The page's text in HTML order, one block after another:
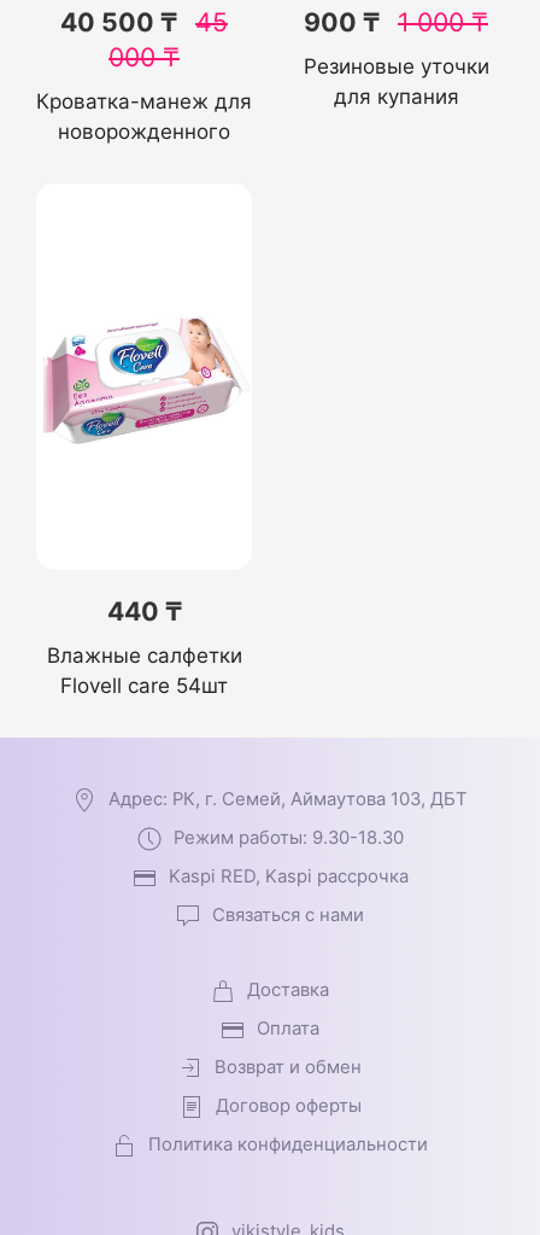
40 500 ₸ 45
000₸
Кроватка-манеж для
новорожденного
900 ₸ 1 000₸
Резиновые уточки
для купания
440 ₸
Влажные салфетки
Flovell care 54шт
Адрес: РК, г. Семей, Аймаутова 103, ДБТ
Режим работы: 9.30-18.30
Kaspi RED, Kaspi рассрочка
Связаться с нами
Доставка
Оплата
Возврат и обмен
Договор оферты
Политика конфиденциальности